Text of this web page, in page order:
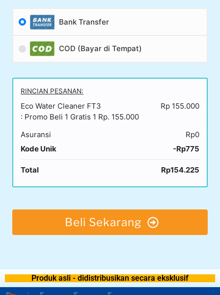
Bank Transfer
COD (Bayar di Tempat)
RINCIAN PESANAN:
Eco Water Cleaner FT3
: Promo Beli 1 Gratis 1 Rp. 155.000
Rp 155.000
Asuransi
Rp0
Kode Unik
-Rp775
Total Rp154.225
Beli Sekarang
Produk asli - didistribusikan secara eksklusif